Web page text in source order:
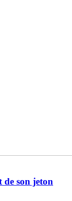
de son jeton